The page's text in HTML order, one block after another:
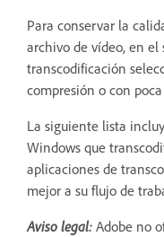
Para conservar la
archivo de vídeo, en
transcodificación
compresión o con
La siguiente lista
Windows que
aplicaciones de
mejor a su flujo de
Aviso legal: Adobe no